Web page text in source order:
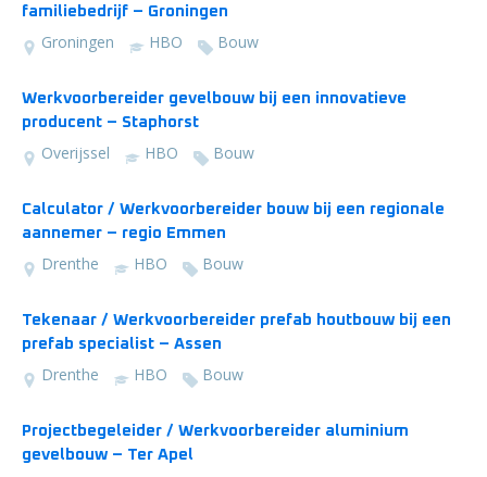
familiebedrijf – Groningen
Groningen HBO Bouw
Werkvoorbereider gevelbouw bij een innovatieve
producent – Staphorst
Overijssel HBO Bouw
Calculator / Werkvoorbereider bouw bij een regionale
aannemer – regio Emmen
Drenthe HBO Bouw
Tekenaar / Werkvoorbereider prefab houtbouw bij een
prefab specialist – Assen
Drenthe HBO Bouw
Projectbegeleider / Werkvoorbereider aluminium
gevelbouw – Ter Apel